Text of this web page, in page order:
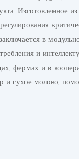
Изготовленное
в
и
фермах и в
и сухое молоко,